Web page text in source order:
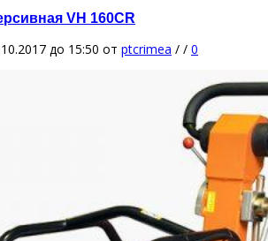
VH 160СR
до 15:50 от ptcrimea / / 0